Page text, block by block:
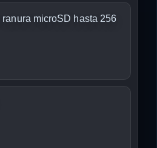
ranura microSD hasta 256